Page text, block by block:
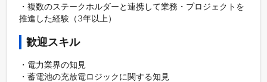
・複数のステークホルダーと連携して業務・プロジェクトを
推進した経験（3年以上）
歓迎スキル
・電力業界の知見
・蓄電池の充放電ロジックに関する知見